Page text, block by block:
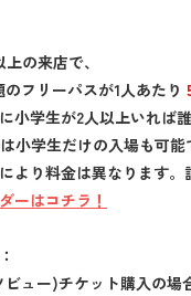
の来店で、
フリーパスが1人あたり
小学生が2人以上いれば
小学生だけの入場も可能
より料金は異なります。
ーはコチラ！
ビュー)チケット購入の場